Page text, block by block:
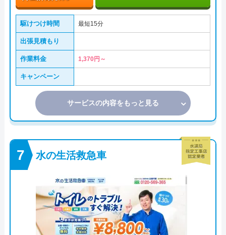
駆けつけ時間 最短15分
出張見積もり
作業料金 1,370円～
キャンペーン
サービスの内容をもっと見る
水の生活救急車